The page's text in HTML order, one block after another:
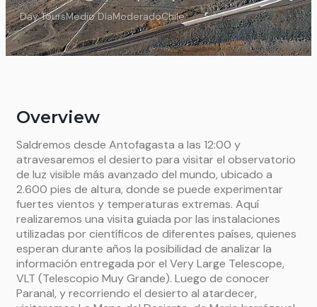
Day ToursMedio DíaModeradoChile
Overview
Saldremos desde Antofagasta a las 12:00 y
atravesaremos el desierto para visitar el observatorio
de luz visible más avanzado del mundo, ubicado a
2.600 pies de altura, donde se puede experimentar
fuertes vientos y temperaturas extremas. Aquí
realizaremos una visita guiada por las instalaciones
utilizadas por científicos de diferentes países, quienes
esperan durante años la posibilidad de analizar la
información entregada por el Very Large Telescope,
VLT (Telescopio Muy Grande). Luego de conocer
Paranal, y recorriendo el desierto al atardecer,